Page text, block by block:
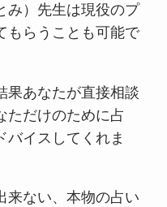
み）先生は現役のプ
もらうことも可能で
果あなたが直接相談
ただけのために占
バイスしてくれま
来ない、本物の占い